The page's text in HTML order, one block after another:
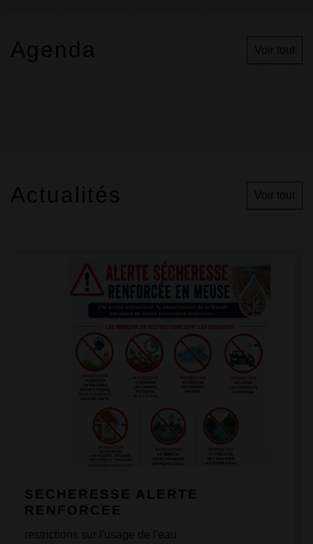
Agenda Voir tout
Actualités Voir tout
SECHERESSE ALERTE
RENFORCEE
restrictions sur l'usage de l'eau